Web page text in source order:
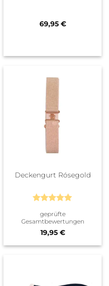
69,95 €
Deckengurt Rósegold
mit5von
5
geprüfte
Gesamtbewertungen
19,95 €